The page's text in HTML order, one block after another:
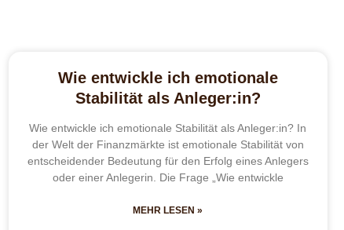
Wie entwickle ich emotionale
Stabilität als Anleger:in?
Wie entwickle ich emotionale Stabilität als Anleger:in? In
der Welt der Finanzmärkte ist emotionale Stabilität von
entscheidender Bedeutung für den Erfolg eines Anlegers
oder einer Anlegerin. Die Frage „Wie entwickle
MEHR LESEN »